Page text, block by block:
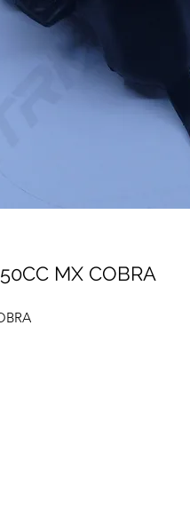
MX COBRA